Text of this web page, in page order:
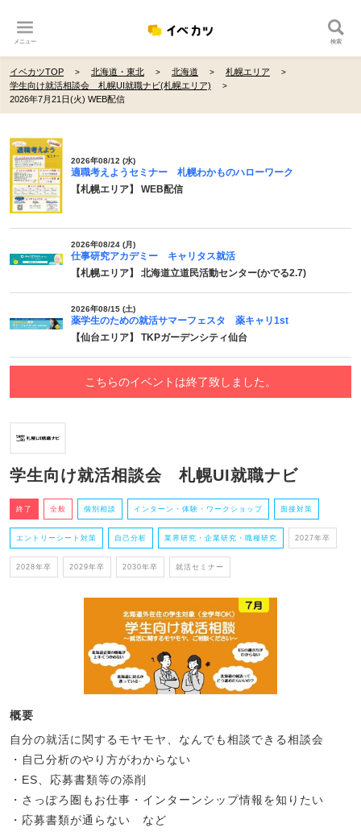
メニュー 検索
イベカツTOP 北海道・東北 北海道
札幌エリア
学生向け就活相談会 札幌UI就職ナビ(札幌エリア)
2026年7月21日(火) WEB配信
2026年08/12 (水)
適職考えようセミナー 札幌わかものハローワーク
【札幌エリア】 WEB配信
2026年08/24 (月)
仕事研究アカデミー キャリタス就活
【札幌エリア】 北海道立道民活動センター(かでる2.7)
2026年08/15 (土)
薬学生のための就活サマーフェスタ 薬キャリ1st
【仙台エリア】 TKPガーデンシティ仙台
こちらのイベントは終了致しました。
学生向け就活相談会 札幌UI就職ナビ
終了 全般 個別相談 インターン・体験・ワークショップ 面接対策
エントリーシート対策 自己分析 業界研究・企業研究・職種研究 2027年卒
2028年卒 2029年卒 2030年卒 就活セミナー
概要
自分の就活に関するモヤモヤ、なんでも相談できる相談会
・自己分析のやり方がわからない
・ES、応募書類等の添削
・さっぽろ圏もお仕事・インターンシップ情報を知りたい
・応募書類が通らない など